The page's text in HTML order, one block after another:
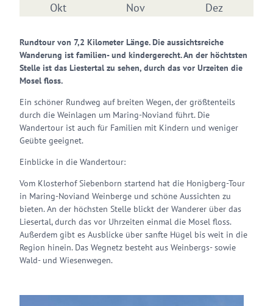
Okt
Nov Dez
Rundtour von 7,2 Kilometer Länge. Die aussichtsreiche
Wanderung ist familien- und kindergerecht. An der höchtsten
Stelle ist das Liestertal zu sehen, durch das vor Urzeiten die
Mosel floss.
Ein schöner Rundweg auf breiten Wegen, der größtenteils
durch die Weinlagen um Maring-Noviand führt. Die
Wandertour ist auch für Familien mit Kindern und weniger
Geübte geeignet.
Einblicke in die Wandertour:
Vom Klosterhof Siebenborn startend hat die Honigberg-Tour
in Maring-Noviand Weinberge und schöne Aussichten zu
bieten. An der höchsten Stelle blickt der Wanderer über das
Liesertal, durch das vor Uhrzeiten einmal die Mosel floss.
Außerdem gibt es Ausblicke über sanfte Hügel bis weit in die
Region hinein. Das Wegnetz besteht aus Weinbergs- sowie
Wald- und Wiesenwegen.